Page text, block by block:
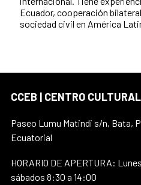
Ecuador, cooperación
sociedad civil en América
CCEB | CENTRO
Paseo Lumu Matindi s/n, Bata,
Ecuatorial
HORARIO DE APERTURA:
sábados 8:30 a 14:00